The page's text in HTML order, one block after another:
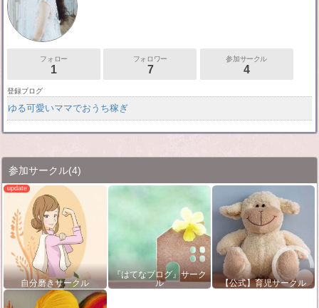
フォロー
1
フォロワー
7
参加サークル
4
登録ブログ
ゆる可愛いママでおうち稼ぎ
参加サークル(4)
自分磨きサークル
『はてなブログ』サーク
ル
【公式】育児サークル